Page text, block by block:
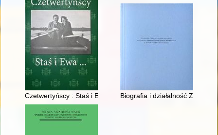
Czetwertyńscy : Staś i Ewa Biografia i działalność Zofii